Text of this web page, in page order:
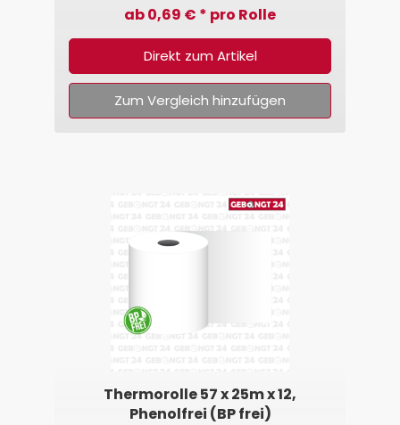
ab 0,69 € * pro Rolle
Direkt zum Artikel
Zum Vergleich hinzufügen
Thermorolle 57 x 25m x 12,
Phenolfrei (BP frei)